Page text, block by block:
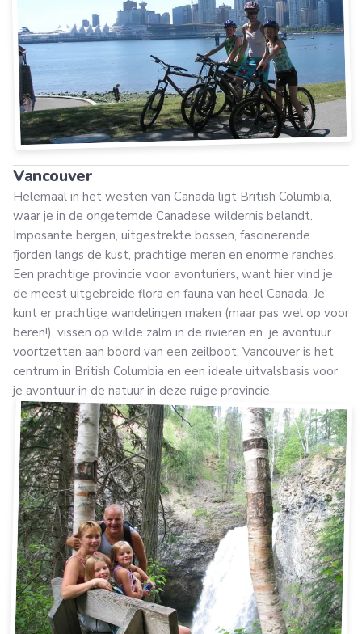
Vancouver
Helemaal in het westen van Canada ligt British Columbia,
waar je in de ongetemde Canadese wildernis belandt.
Imposante bergen, uitgestrekte bossen, fascinerende
fjorden langs de kust, prachtige meren en enorme ranches.
Een prachtige provincie voor avonturiers, want hier vind je
de meest uitgebreide flora en fauna van heel Canada. Je
kunt er prachtige wandelingen maken (maar pas wel op voor
beren!), vissen op wilde zalm in de rivieren en je avontuur
voortzetten aan boord van een zeilboot. Vancouver is het
centrum in British Columbia en een ideale uitvalsbasis voor
je avontuur in de natuur in deze ruige provincie.